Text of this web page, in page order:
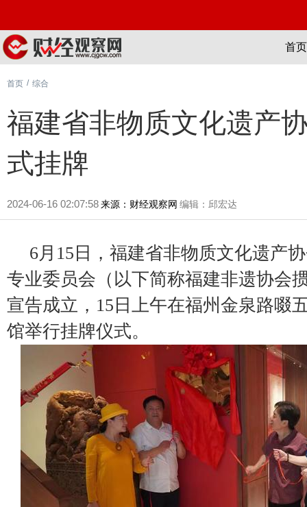
首页
首页 / 综合
福建省非物质文化遗产
式挂牌
2024-06-16 02:07:58来源：财经观察网 编辑：邱宏达
6月15日，福建省非物质文化遗产
专业委员会（以下简称福建非遗协会
宣告成立，15日上午在福州金泉路啜
馆举行挂牌仪式。